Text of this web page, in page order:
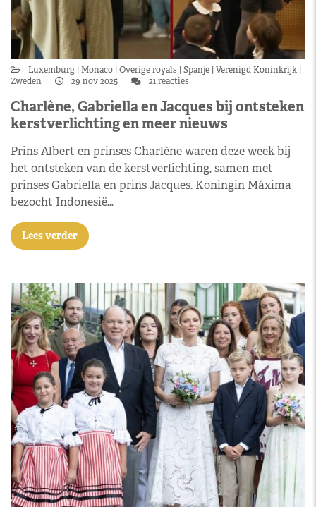
Luxemburg Monaco Overige royals Spanje Verenigd Koninkrijk
Zweden
29 nov 2025 21 reacties
Charlène, Gabriella en Jacques bij ontsteken
kerstverlichting en meer nieuws
Prins Albert en prinses Charlène waren deze week bij
het ontsteken van de kerstverlichting, samen met
prinses Gabriella en prins Jacques. Koningin Máxima
bezocht Indonesië…
Lees verder